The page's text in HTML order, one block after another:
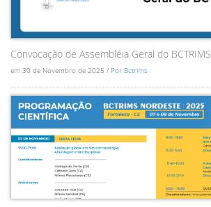
Convocação de Assembléia Geral do BCTRIMS
em 30 de Novembro de 2025 / Por Bctrims